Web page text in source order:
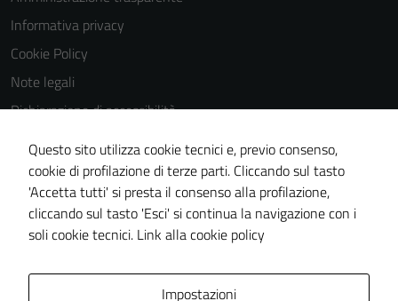
Informativa privacy
Cookie Policy
Note legali
Dichiarazione di accessibilità
Dichiarazione di accessibilità Servizi
Whistleblowing
Piano di miglioramento del sito
Area riservata
Questo sito utilizza cookie tecnici e, previo consenso,
cookie di profilazione di terze parti. Cliccando sul tasto
'Accetta tutti' si presta il consenso alla profilazione,
cliccando sul tasto 'Esci' si continua la navigazione con i
soli cookie tecnici. Link alla cookie policy
Impostazioni